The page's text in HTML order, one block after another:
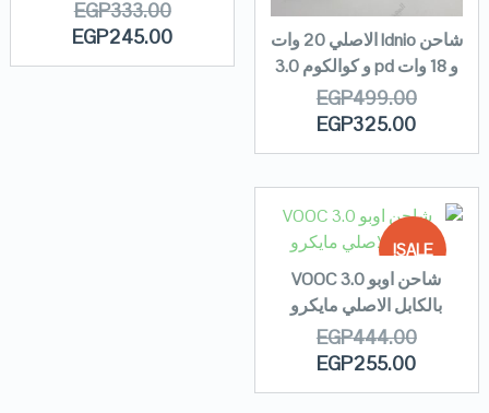
شاحن ldnio الاصلي 20 وات
و 18 وات pd و كوالكوم 3.0
EGP499.00
EGP325.00
EGP333.00
EGP245.00
SALE!
OUT OF
STOCK
شاحن اوبو VOOC 3.0
بالكابل الاصلي مايكرو
EGP444.00
EGP255.00